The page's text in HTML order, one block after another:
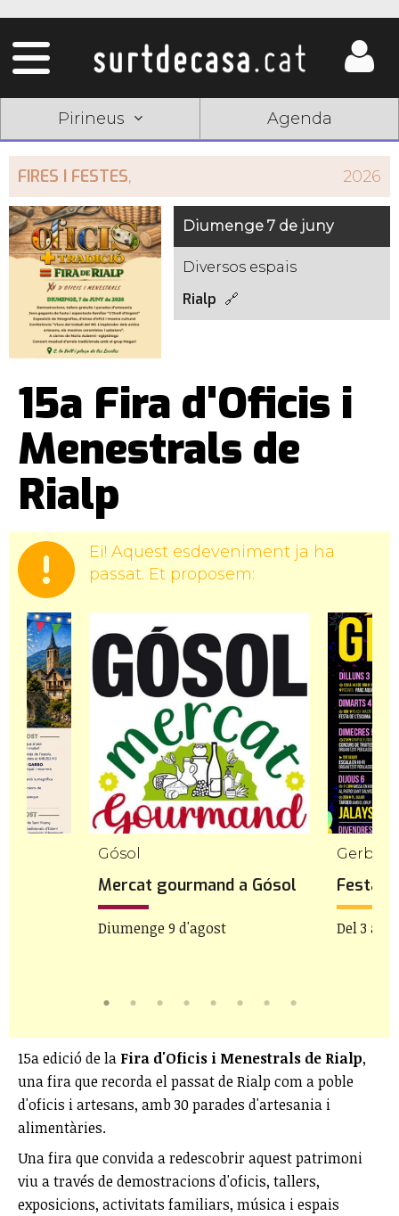
Pirineus Agenda
FIRES I FESTES, 2026
Diumenge 7 de juny
Diversos espais
Rialp
15a Fira d'Oficis i
Menestrals de
Rialp
Ei! Aquest esdeveniment ja ha
passat. Et proposem:
Gósol
Mercat gourmand a Gósol
Diumenge 9 d'agost
Gerb
Festa
Del 3 al
15a edició de la Fira d'Oficis i Menestrals de Rialp,
una fira que recorda el passat de Rialp com a poble
d'oficis i artesans, amb 30 parades d'artesania i
alimentàries.
Una fira que convida a redescobrir aquest patrimoni
viu a través de demostracions d'oficis, tallers,
exposicions, activitats familiars, música i espais